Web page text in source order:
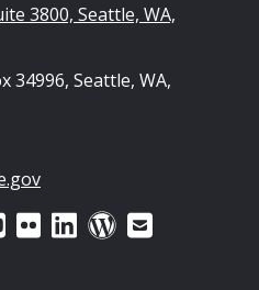
3800, Seattle, WA,
34996, Seattle, WA,